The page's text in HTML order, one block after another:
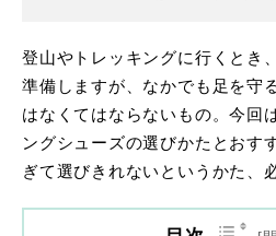
登山やトレッキングに行くとき
準備しますが、なかでも足を守
はなくてはならないもの。今回
ングシューズの選びかたとおす
ぎて選びきれないというかた、